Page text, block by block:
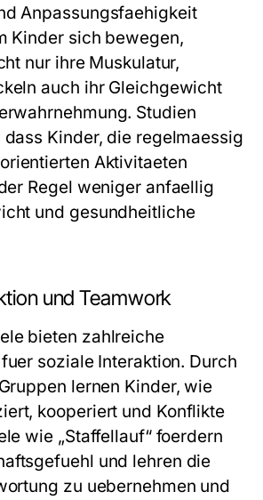
Anpassungsfaehigkeit
Kinder sich bewegen,
nur ihre Muskulatur,
auch ihr Gleichgewicht
Studien
Kinder, die regelmaessig
Aktivitaeten
Regel weniger anfaellig
und gesundheitliche
und Teamwork
bieten zahlreiche
soziale Interaktion. Durch
lernen Kinder, wie
kooperiert und Konflikte
wie „Staffellauf“ foerdern
und lehren die
zu uebernehmen und